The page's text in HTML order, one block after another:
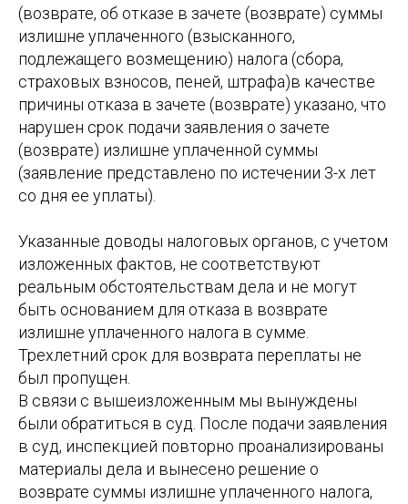
(возврате, об отказе в зачете (возврате) суммы
излишне уплаченного (взысканного,
подлежащего возмещению) налога (сбора,
страховых взносов, пеней, штрафа)в качестве
причины отказа в зачете (возврате) указано, что
нарушен срок подачи заявления о зачете
(возврате) излишне уплаченной суммы
(заявление представлено по истечении 3-х лет
со дня ее уплаты).
Указанные доводы налоговых органов, с учетом
изложенных фактов, не соответствуют
реальным обстоятельствам дела и не могут
быть основанием для отказа в возврате
излишне уплаченного налога в сумме.
Трехлетний срок для возврата переплаты не
был пропущен.
В связи с вышеизложенным мы вынуждены
были обратиться в суд. После подачи заявления
в суд, инспекцией повторно проанализированы
материалы дела и вынесено решение о
возврате суммы излишне уплаченного налога,